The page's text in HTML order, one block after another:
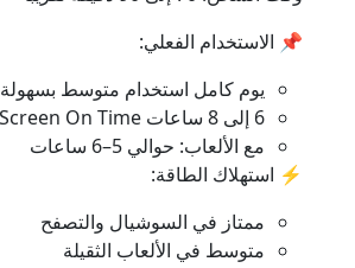
📌 الاستخدام الفعلي:
يوم كامل استخدام متوسط بسهولة
6 إلى 8 ساعات Screen On Time
مع الألعاب: حوالي 5–6 ساعات
⚡ استهلاك الطاقة:
ممتاز في السوشيال والتصفح
متوسط في الألعاب الثقيلة